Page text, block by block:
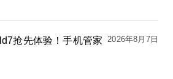
抢先体验！手机管家
2026年8月7日